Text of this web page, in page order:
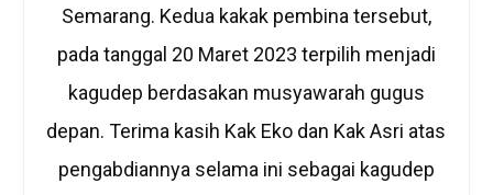
Semarang. Kedua kakak pembina tersebut,
pada tanggal 20 Maret 2023 terpilih menjadi
kagudep berdasakan musyawarah gugus
depan. Terima kasih Kak Eko dan Kak Asri atas
pengabdiannya selama ini sebagai kagudep